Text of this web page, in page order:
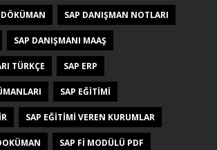
SAP DANIŞMAN NOTLARI
SAP DANIŞMANI MAAŞ
TÜRKÇE SAP ERP
SAP EĞITIMI
SAP EĞITIMI VEREN KURUMLAR
SAP FI MODÜLÜ PDF